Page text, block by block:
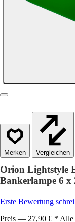
Vergleichen
Orion Lightstyle
Bankerlampe 6 x
Erste Bewertung
Preis — 27,90 € * Alle